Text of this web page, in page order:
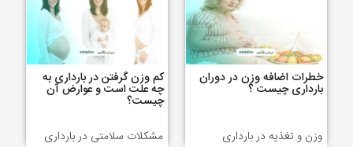
خطرات اضافه وزن در دوران
بارداری چیست ؟
وزن و تغذیه در بارداری
کم وزن گرفتن در بارداری به
چه علت است و عوارض آن
چیست؟
مشکلات سلامتی در بارداری